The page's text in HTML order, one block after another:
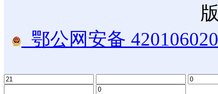
鄂公网安备